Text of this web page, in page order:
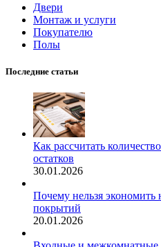
Двери
Монтаж и услуги
Покупателю
Полы
Последние статьи
Как рассчитать
остатков
30.01.2026
Почему нельзя
покрытий
20.01.2026